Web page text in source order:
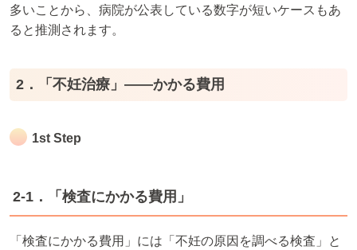
多いことから、病院が公表している数字が短いケースもあ
ると推測されます。
2．「不妊治療」――かかる費用
1st Step
2-1．「検査にかかる費用」
「検査にかかる費用」には「不妊の原因を調べる検査」と